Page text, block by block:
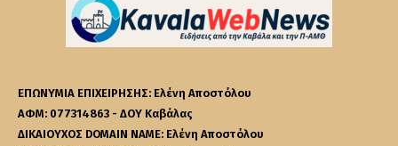
ΕΠΩΝΥΜΙΑ ΕΠΙΧΕΙΡΗΣΗΣ: Ελένη Αποστόλου
ΑΦΜ: 077314863 - ΔΟΥ Καβάλας
ΔΙΚΑΙΟΥΧΟΣ DOMAIN NAME: Ελένη Αποστόλου